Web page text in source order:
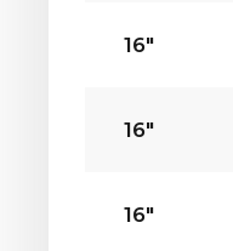
16"
16"
16"